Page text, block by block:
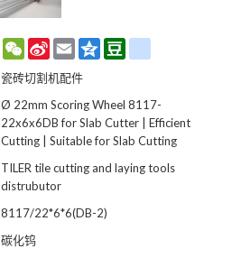
WeChat
Sina
Weibo
Email Qzone
瓷砖切割机配件
Ø 22mm Scoring Wheel 8117-
22x6x6DB for Slab Cutter | Efficient
Cutting | Suitable for Slab Cutting
TILER tile cutting and laying tools
distrubutor
8117/22*6*6(DB-2)
碳化钨